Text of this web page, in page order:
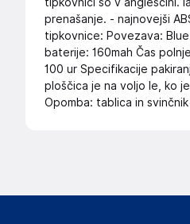
prenašanje. - najnovejši
tipkovnice: Povezava:
baterije: 160mah Čas
100 ur Specifikacije
ploščica je na voljo le, ko
Opomba: tablica in